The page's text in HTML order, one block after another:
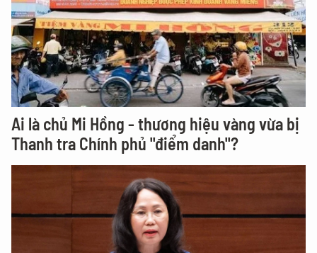
Ai là chủ Mi Hồng - thương hiệu vàng vừa bị
Thanh tra Chính phủ "điểm danh"?